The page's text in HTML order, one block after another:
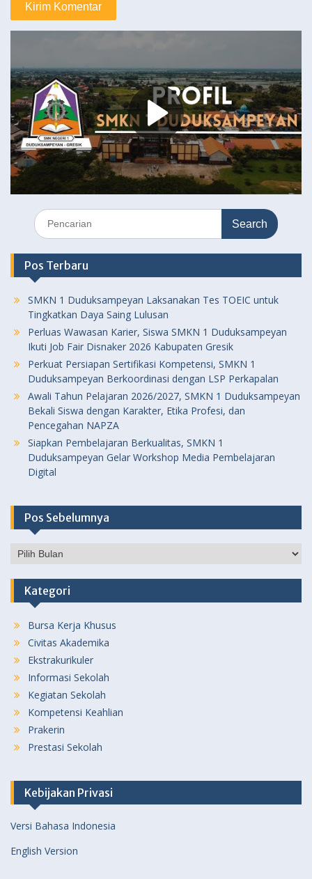
Search
for:
Pos Terbaru
SMKN 1 Duduksampeyan Laksanakan Tes TOEIC untuk
Tingkatkan Daya Saing Lulusan
Perluas Wawasan Karier, Siswa SMKN 1 Duduksampeyan
Ikuti Job Fair Disnaker 2026 Kabupaten Gresik
Perkuat Persiapan Sertifikasi Kompetensi, SMKN 1
Duduksampeyan Berkoordinasi dengan LSP Perkapalan
Awali Tahun Pelajaran 2026/2027, SMKN 1 Duduksampeyan
Bekali Siswa dengan Karakter, Etika Profesi, dan
Pencegahan NAPZA
Siapkan Pembelajaran Berkualitas, SMKN 1
Duduksampeyan Gelar Workshop Media Pembelajaran
Digital
Pos Sebelumnya
Pos
Kategori
Bursa Kerja Khusus
Civitas Akademika
Ekstrakurikuler
Informasi Sekolah
Kegiatan Sekolah
Kompetensi Keahlian
Prakerin
Prestasi Sekolah
Kebijakan Privasi
Versi Bahasa Indonesia
English Version